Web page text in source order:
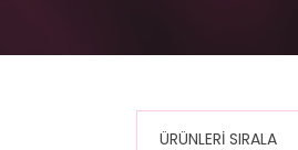
ÜRÜNLERİ SIRALA